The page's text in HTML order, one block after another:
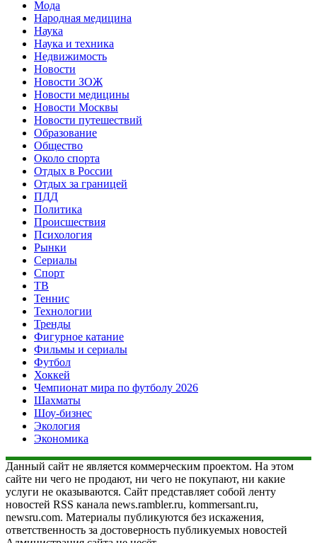
Мода
Народная медицина
Наука
Наука и техника
Недвижимость
Новости
Новости ЗОЖ
Новости медицины
Новости Москвы
Новости путешествий
Образование
Общество
Около спорта
Отдых в России
Отдых за границей
ПДД
Политика
Происшествия
Психология
Рынки
Сериалы
Спорт
ТВ
Теннис
Технологии
Тренды
Фигурное катание
Фильмы и сериалы
Футбол
Хоккей
Чемпионат мира по футболу 2026
Шахматы
Шоу-бизнес
Экология
Экономика
Данный сайт не является коммерческим проектом. На этом
сайте ни чего не продают, ни чего не покупают, ни какие
услуги не оказываются. Сайт представляет собой ленту
новостей RSS канала news.rambler.ru, kommersant.ru,
newsru.com. Материалы публикуются без искажения,
ответственность за достоверность публикуемых новостей